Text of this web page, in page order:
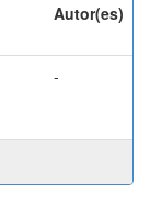
Autor(es)
-